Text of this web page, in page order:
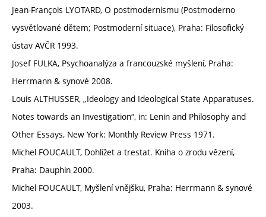
Jean-François LYOTARD, O postmodernismu (Postmoderno
vysvětlované dětem; Postmoderní situace), Praha: Filosofický
ústav AVČR 1993.
Josef FULKA, Psychoanalýza a francouzské myšlení, Praha:
Herrmann & synové 2008.
Louis ALTHUSSER, „Ideology and Ideological State Apparatuses.
Notes towards an Investigation“, in: Lenin and Philosophy and
Other Essays, New York: Monthly Review Press 1971.
Michel FOUCAULT, Dohlížet a trestat. Kniha o zrodu vězení,
Praha: Dauphin 2000.
Michel FOUCAULT, Myšlení vnějšku, Praha: Herrmann & synové
2003.